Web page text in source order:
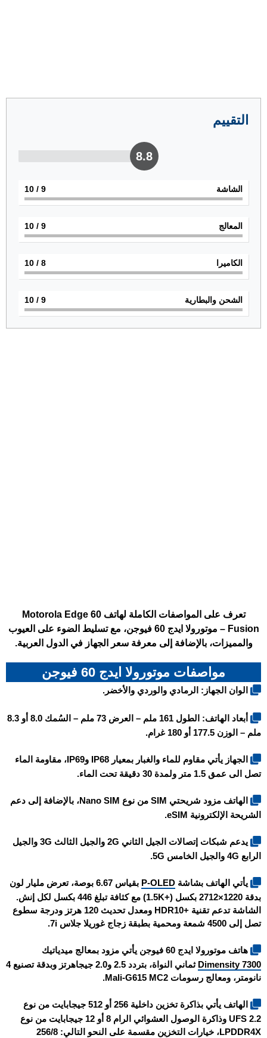
التقييم
8.8
الشاشة 9
/ 10
المعالج 9
/ 10
الكاميرا 8
/ 10
الشحن والبطارية 9
/ 10
تعرف على المواصفات الكاملة لهاتف Motorola Edge 60
Fusion – موتورولا ايدج 60 فيوجن، مع تسليط الضوء على العيوب
والمميزات، بالإضافة إلى معرفة سعر الجهاز في الدول العربية.
مواصفات موتورولا ايدج 60 فيوجن
الوان الجهاز: الرمادي والوردي والأخضر.
أبعاد الهاتف: الطول 161 ملم – العرض 73 ملم – السُمك 8.0 أو 8.3
ملم – الوزن 177.5 أو 180 غرام.
الجهاز يأتي مقاوم للماء والغبار بمعيار IP68 وIP69، مقاومة الماء
تصل الى عمق 1.5 متر ولمدة 30 دقيقة تحت الماء.
الهاتف مزود شريحتي SIM من نوع Nano SIM، بالإضافة إلى دعم
الشريحة الإلكترونية eSIM.
يدعم شبكات إتصالات الجيل الثاني 2G والجيل الثالث 3G والجيل
الرابع 4G والجيل الخامس 5G.
يأتي الهاتف بشاشة P-OLED
بقياس 6.67 بوصة، تعرض مليار لون
بدقة 1220×2712 بكسل (+1.5K) مع كثافة تبلغ 446 بكسل لكل إنش.
الشاشة تدعم تقنية +HDR10 ومعدل تحديث 120 هرتز ودرجة سطوع
تصل إلى 4500 شمعة ومحمية بطبقة زجاج غوريلا جلاس 7i.
هاتف موتورولا ايدج 60 فيوجن يأتي مزود بمعالج ميدياتيك
Dimensity 7300
ثماني النواة، بتردد 2.5 و2.0 جيجاهرتز وبدقة تصنيع 4
نانومتر، ومعالج رسومات Mali-G615 MC2.
الهاتف يأتي بذاكرة تخزين داخلية 256 أو 512 جيجابايت من نوع
UFS 2.2 وذاكرة الوصول العشوائي الرام 8 أو 12 جيجابايت من نوع
LPDDR4X، خيارات التخزين مقسمة على النحو التالي: 256/8